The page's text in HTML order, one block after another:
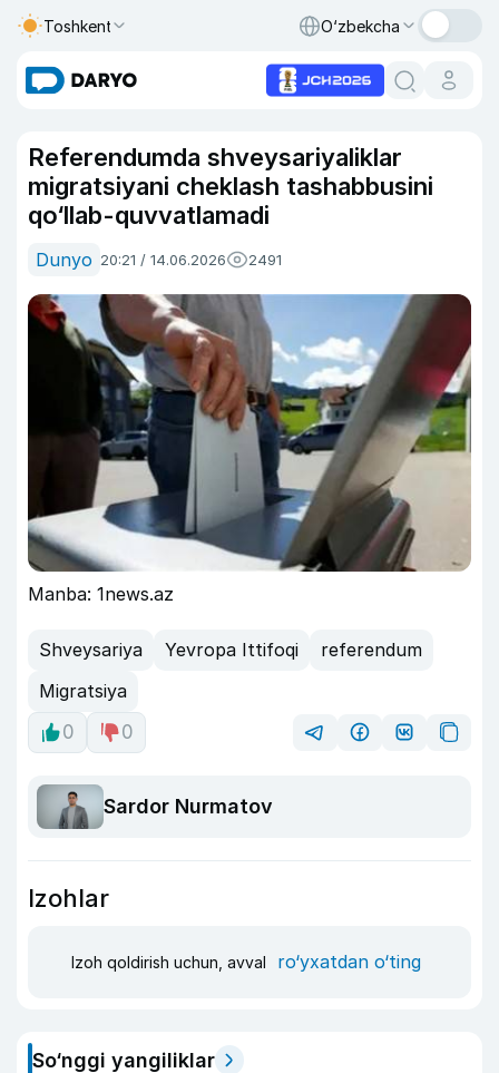
Toshkent O‘zbekcha
Referendumda shveysariyaliklar
migratsiyani cheklash tashabbusini
qo‘llab-quvvatlamadi
Dunyo 20:21 / 14.06.2026 2491
Manba: 1news.az
Shveysariya Yevropa Ittifoqi
referendum
Migratsiya
0
0
Sardor Nurmatov
Izohlar
Izoh qoldirish uchun, avval ro‘yxatdan o‘ting
So‘nggi yangiliklar